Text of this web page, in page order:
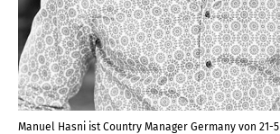
Manuel Hasni ist Country Manager Germany von 21-5